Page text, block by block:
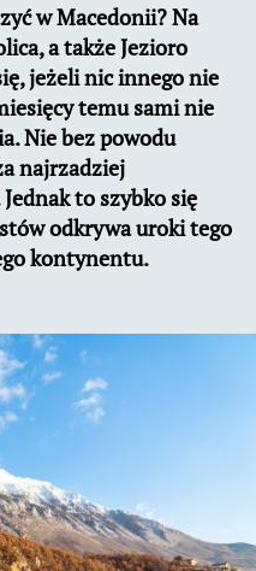
w Macedonii? Na
a także Jezioro
jeżeli nic innego nie
temu sami nie
Nie bez powodu
najrzadziej
to szybko się
odkrywa uroki tego
kontynentu.